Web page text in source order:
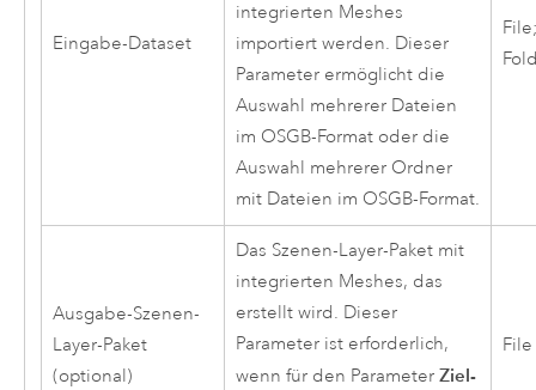
Eingabe-Dataset
integrierten Meshes
importiert werden. Dieser
Parameter ermöglicht die
Auswahl mehrerer Dateien
im OSGB-Format oder die
Auswahl mehrerer Ordner
mit Dateien im OSGB-Format.
File;
Ausgabe-Szenen-
Layer-Paket
(optional)
Das Szenen-Layer-Paket mit
integrierten Meshes, das
erstellt wird. Dieser
Parameter ist erforderlich,
wenn für den Parameter Ziel-
File